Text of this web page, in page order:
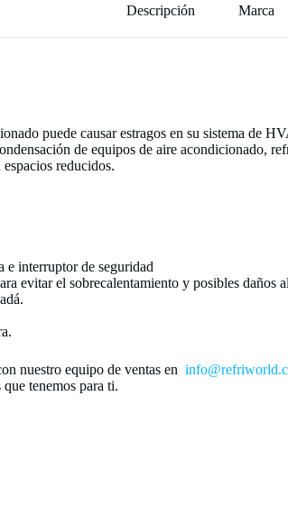
Descripción Marca
puede causar estragos en su sistema
de equipos de aire acondicionado,
reducidos.
e interruptor de seguridad
evitar el sobrecalentamiento y posibles daños
nuestro equipo de ventas en
tenemos para ti.